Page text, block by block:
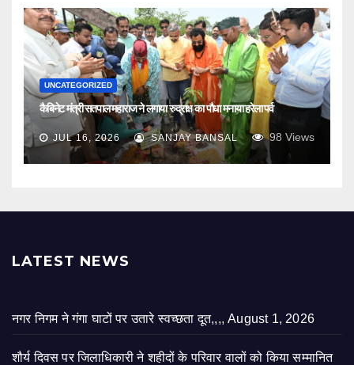
UNCATEGORIZED
कैबिनेट मंत्री सतपाल महाराज ने लगाया रुद्राक्ष का पौधा मनाया हरेला पर्व
JUL 16, 2026 SANJAY BANSAL 98 Views
LATEST NEWS
नगर निगम ने गंगा घाटों पर उतारे स्वच्छता दूत,,,, August 1, 2026
शौर्य दिवस पर जिलाधिकारी ने शहीदों के परिवार वालों को किया सम्मानित